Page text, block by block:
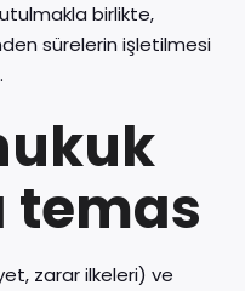
birlikte,
sürelerin işletilmesi
temas
zarar ilkeleri) ve